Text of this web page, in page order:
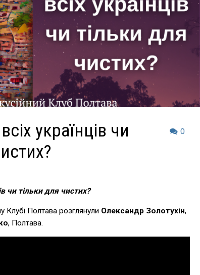
0
українців чи
чи тільки для чистих?
Клубі Полтава розглянули Олександр Золотухін,
, Полтава.